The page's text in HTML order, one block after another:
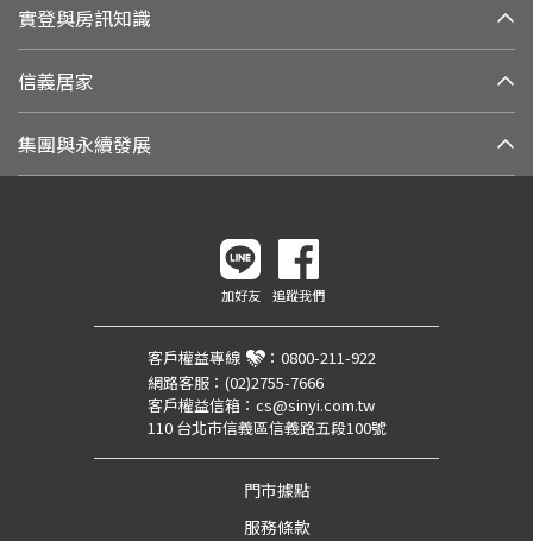
實登與房訊知識
信義居家
集團與永續發展
加好友 追蹤我們
客戶權益專線 ： 0800-211-922
網路客服： (02)2755-7666
客戶權益信箱： cs@sinyi.com.tw
110 台北市信義區信義路五段100號
門市據點
服務條款